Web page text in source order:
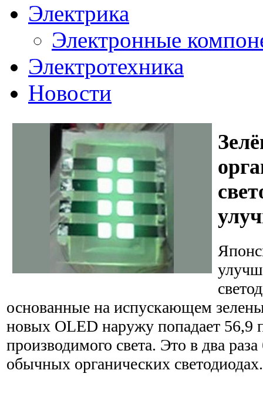
Электрика
Электронные
Электротехника
Новости
основанные на испускающем
новых OLED наружу попадает 56,9
производимого света. Это в два
обычных органических светодиодах.